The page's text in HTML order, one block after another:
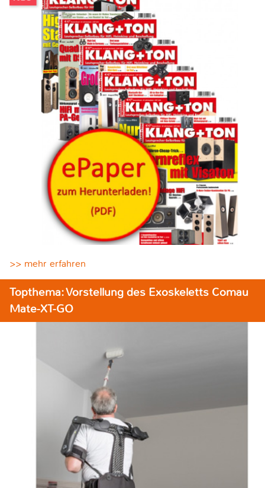
>> mehr erfahren
Topthema: Vorstellung des Exoskeletts Comau
Mate-XT-GO